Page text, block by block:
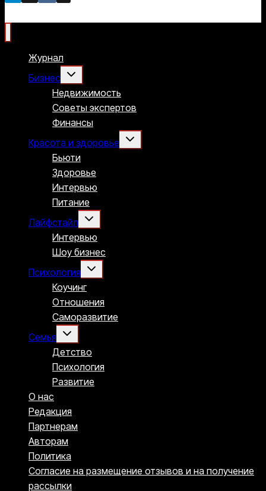
Журнал
Бизнес
дочернее
меню
Недвижимость
Советы экспертов
Финансы
Красота и здоровье
дочернее
меню
Бьюти
Здоровье
Интервью
Питание
Лайфстайл
дочернее
меню
Интервью
Шоу бизнес
Психология
дочернее
меню
Коучинг
Отношения
Саморазвитие
Семья
дочернее
меню
Детство
Психология
Развитие
О нас
Редакция
Партнерам
Авторам
Политика
Согласие на размещение отзывов и на получение
рассылки